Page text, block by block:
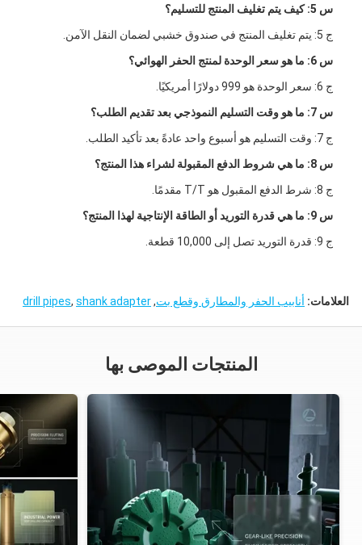
س 5: كيف يتم تغليف المنتج للتسليم؟
ج 5: يتم تغليف المنتج في صندوق خشبي لضمان النقل الآمن.
س 6: ما هو سعر الوحدة لمنتج الحفر الهوائي؟
ج 6: سعر الوحدة هو 999 دولارًا أمريكيًا.
س 7: ما هو وقت التسليم النموذجي بعد تقديم الطلب؟
ج 7: وقت التسليم هو أسبوع واحد عادةً بعد تأكيد الطلب.
س 8: ما هي شروط الدفع المقبولة لشراء هذا المنتج؟
ج 8: شرط الدفع المقبول هو T/T مقدمًا.
س 9: ما هي قدرة التوريد أو الطاقة الإنتاجية لهذا المنتج؟
ج 9: قدرة التوريد تصل إلى 10,000 قطعة.
العلامات: أنابيب الحفر والمطارق وقطع بت,
drill pipes, shank adapter
المنتجات الموصى بها